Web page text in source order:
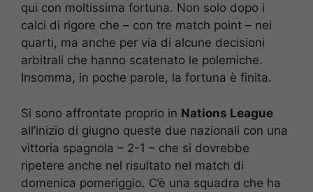
qui con moltissima fortuna. Non solo dopo i
calci di rigore che – con tre match point – nei
quarti, ma anche per via di alcune decisioni
arbitrali che hanno scatenato le polemiche.
Insomma, in poche parole, la fortuna è finita.
Si sono affrontate proprio in Nations League
all’inizio di giugno queste due nazionali con una
vittoria spagnola – 2-1 – che si dovrebbe
ripetere anche nel risultato nel match di
domenica pomeriggio. C’è una squadra che ha